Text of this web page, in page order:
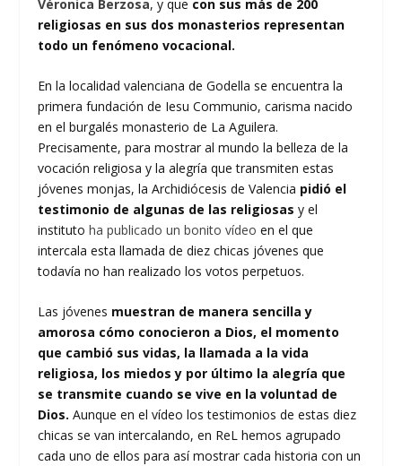
Véronica Berzosa, y que con sus más de 200
religiosas en sus dos monasterios representan
todo un fenómeno vocacional.
En la localidad valenciana de Godella se encuentra la
primera fundación de Iesu Communio, carisma nacido
en el burgalés monasterio de La Aguilera.
Precisamente, para mostrar al mundo la belleza de la
vocación religiosa y la alegría que transmiten estas
jóvenes monjas, la Archidiócesis de Valencia pidió el
testimonio de algunas de las religiosas y el
institutoha publicado un bonito vídeo en el que
intercala esta llamada de diez chicas jóvenes que
todavía no han realizado los votos perpetuos.
Las jóvenes muestran de manera sencilla y
amorosa cómo conocieron a Dios, el momento
que cambió sus vidas, la llamada a la vida
religiosa, los miedos y por último la alegría que
se transmite cuando se vive en la voluntad de
Dios. Aunque en el vídeo los testimonios de estas diez
chicas se van intercalando, en ReL hemos agrupado
cada uno de ellos para así mostrar cada historia con un